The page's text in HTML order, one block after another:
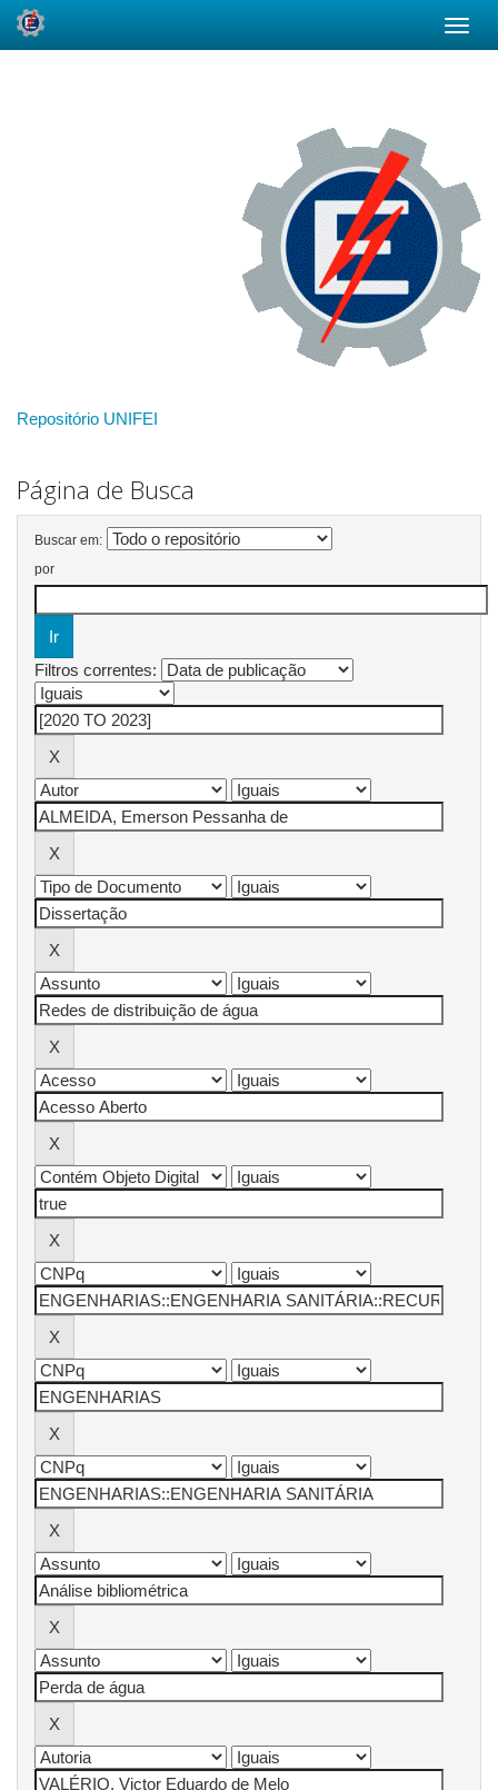
Repositório UNIFEI
Página de Busca
Buscar em:
por
Filtros correntes: